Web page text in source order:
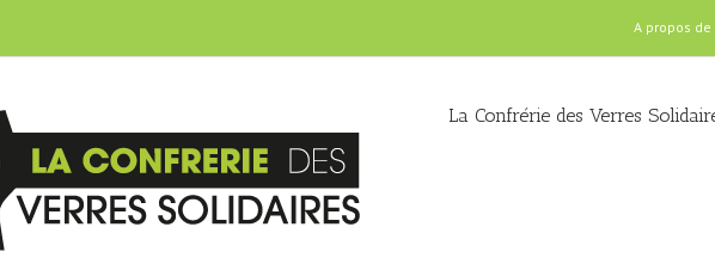
A propos
La Confrérie des Verres